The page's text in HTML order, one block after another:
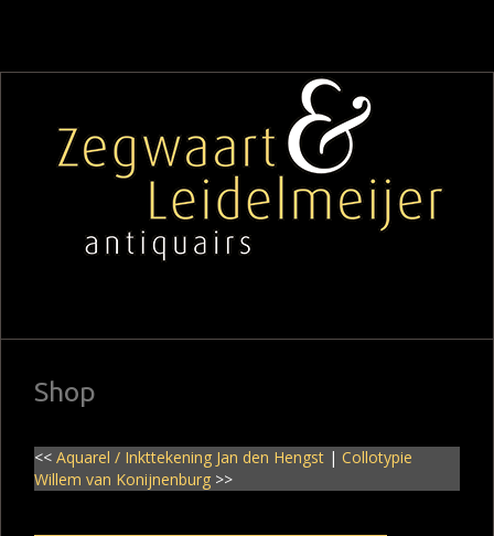
Shop
<< Aquarel / Inkttekening Jan den Hengst | Collotypie
Willem van Konijnenburg >>